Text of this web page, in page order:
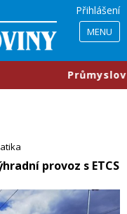
Přihlášení
MENU
parky se mění,
provoz s ETCS